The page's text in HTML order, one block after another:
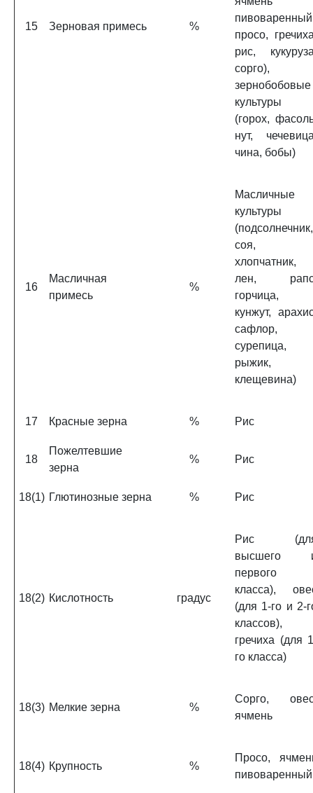
15 Зерновая примесь %
просо,
рис,
сорго),
зернобобовые
культуры
(горох,
нут,
чина, бобы)
16
Масличная
примесь
%
Масличные
культуры
(подсолнечник,
соя,
хлопчатник,
лен,
горчица,
кунжут,
сафлор,
сурепица,
рыжик,
клещевина)
17 Красные зерна % Рис
18
Пожелтевшие
зерна
% Рис
18(1) Глютинозные зерна % Рис
18(2) Кислотность градус
Рис
высшего
первого
класса),
(для 1-го и 2-
классов),
гречиха (для
го класса)
18(3) Мелкие зерна %
Сорго,
ячмень
18(4) Крупность %
Просо,
пивоваренный